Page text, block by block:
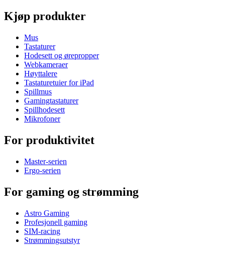
Kjøp produkter
Mus
Tastaturer
Hodesett og ørepropper
Webkameraer
Høyttalere
Tastaturetuier for iPad
Spillmus
Gamingtastaturer
Spillhodesett
Mikrofoner
For produktivitet
Master-serien
Ergo-serien
For gaming og strømming
Astro Gaming
Profesjonell gaming
SIM-racing
Strømmingsutstyr